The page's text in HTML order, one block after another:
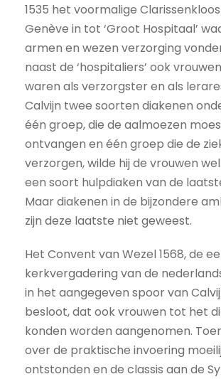
1535 het voormalige
Genève in tot ‘Groot Hospitaal’
armen en wezen verzorging
naast de ‘hospitaliers’ ook
waren als verzorgster en als
Calvijn twee soorten diakenen
één groep, die de aalmoezen
ontvangen en één groep die de
verzorgen, wilde hij de vrouwen
een soort hulpdiaken van de
Maar diakenen in de bijzondere
zijn deze laatste niet geweest.
Het Convent van Wezel 1568, de
kerkvergadering van de
in het aangegeven spoor van
besloot, dat ook vrouwen tot het
konden worden aangenomen.
over de praktische invoering
ontstonden en de classis aan de